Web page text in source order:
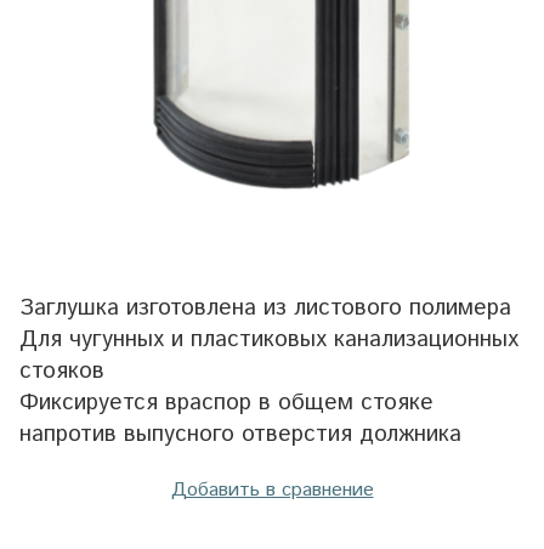
Заглушка изготовлена из листового полимера
Для чугунных и пластиковых канализационных
стояков
Фиксируется враспор в общем стояке
напротив выпусного отверстия должника
Добавить в сравнение